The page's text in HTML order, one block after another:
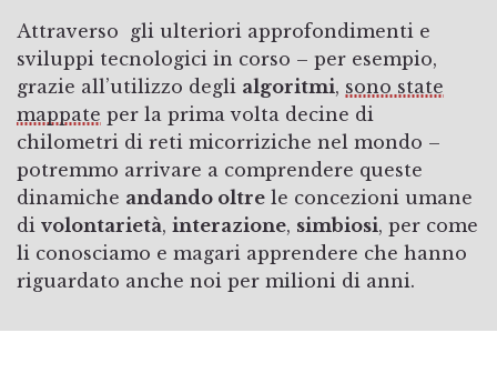
Attraverso gli ulteriori approfondimenti e
sviluppi tecnologici in corso – per esempio,
grazie all’utilizzo degli algoritmi, sono state
mappate per la prima volta decine di
chilometri di reti micorriziche nel mondo –
potremmo arrivare a comprendere queste
dinamiche andando oltre le concezioni umane
di volontarietà, interazione, simbiosi, per come
li conosciamo e magari apprendere che hanno
riguardato anche noi per milioni di anni.